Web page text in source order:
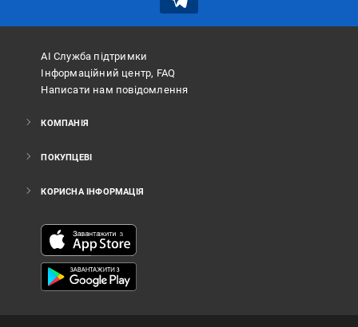
АІ Служба підтримки
Інформаційний центр, FAQ
Написати нам повідомлення
КОМПАНІЯ
ПОКУПЦЕВІ
КОРИСНА ІНФОРМАЦІЯ